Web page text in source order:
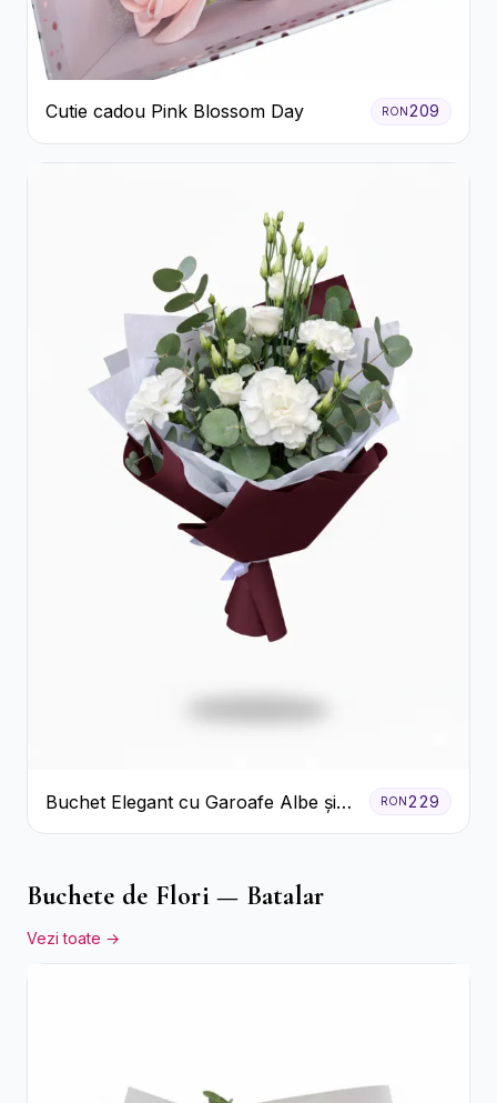
Cutie cadou Pink Blossom Day RON209
Buchet Elegant cu Garoafe Albe și
Eucalipt
RON229
Buchete de Flori — Batalar
Vezi toate →